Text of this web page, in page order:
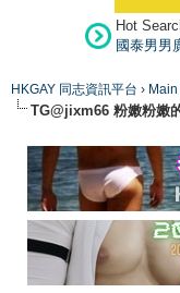
Hot
國泰男男
HKGAY 同志資訊平台 ›
TG@jixm66 粉嫩粉嫩